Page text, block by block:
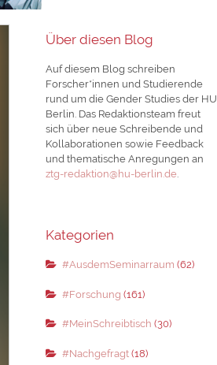
Über diesen Blog
Auf diesem Blog schreiben
Forscher*innen und Studierende
rund um die Gender Studies der HU
Berlin. Das Redaktionsteam freut
sich über neue Schreibende und
Kollaborationen sowie Feedback
und thematische Anregungen an
ztg-redaktion@hu-berlin.de.
Kategorien
#AusdemSeminarraum (62)
#Forschung (161)
#MeinSchreibtisch (30)
#Nachgefragt(18)